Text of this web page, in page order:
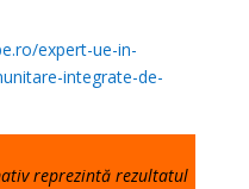
expert-ue-in-
integrate-de-
reprezintă rezultatul